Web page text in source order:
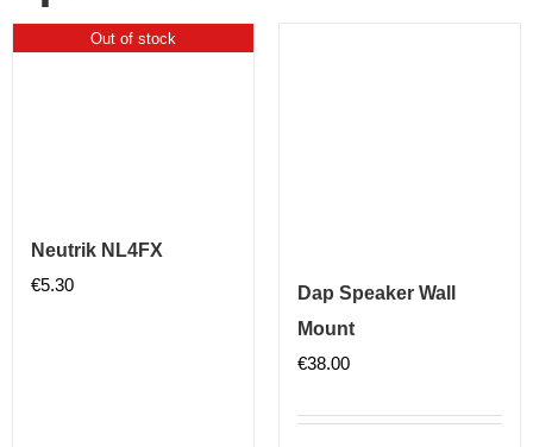
Out of stock
Neutrik NL4FX
€5.30
Dap Speaker Wall
Mount
€38.00